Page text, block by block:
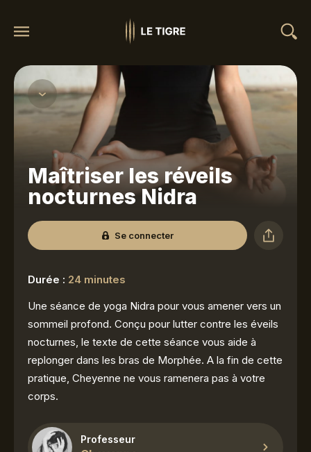
Maîtriser les réveils
nocturnes Nidra
Se connecter
Durée : 24 minutes
Une séance de yoga Nidra pour vous amener vers un
sommeil profond. Conçu pour lutter contre les éveils
nocturnes, le texte de cette séance vous aide à
replonger dans les bras de Morphée. A la fin de cette
pratique, Cheyenne ne vous ramenera pas à votre
corps.
Professeur